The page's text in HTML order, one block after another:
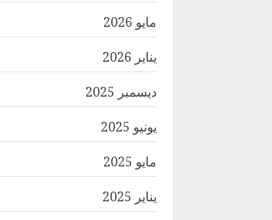
مايو 2026
يناير 2026
ديسمبر 2025
يونيو 2025
مايو 2025
يناير 2025